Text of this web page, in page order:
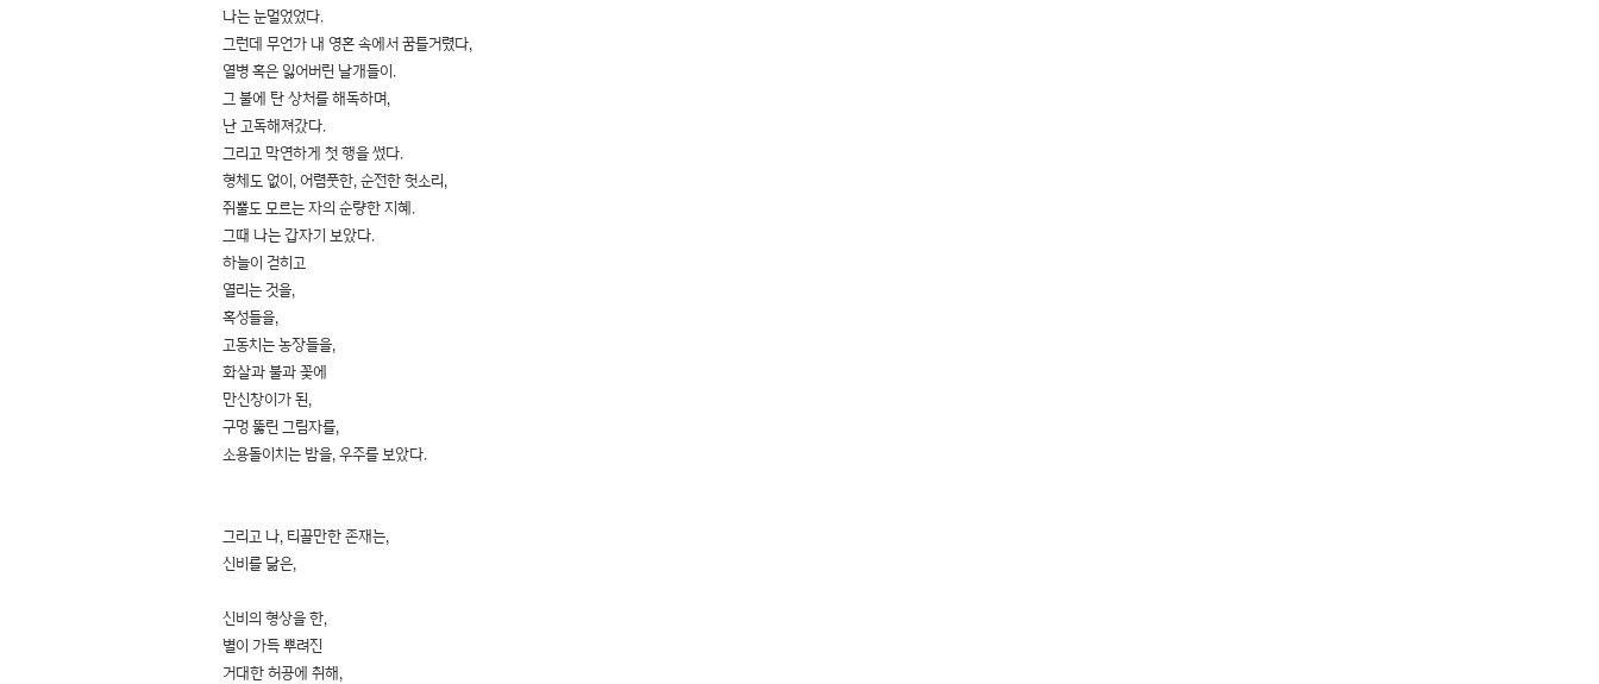
나는 눈멀었었다.
그런데 무언가 내 영혼 속에서 꿈틀거렸다,
열병 혹은 잃어버린 날개들이.
그 불에 탄 상처를 해독하며,
난 고독해져갔다.
그리고 막연하게 첫 행을 썼다.
형체도 없이, 어렴풋한, 순전한 헛소리,
쥐뿔도 모르는 자의 순량한 지혜.
그때 나는 갑자기 보았다.
하늘이 걷히고
열리는 것을,
혹성들을,
고동치는 농장들을,
화살과 불과 꽃에
만신창이가 된,
구멍 뚫린 그림자를,
소용돌이치는 밤을, 우주를 보았다.
그리고 나, 티끌만한 존재는,
신비를 닮은,
신비의 형상을 한,
별이 가득 뿌려진
거대한 허공에 취해,